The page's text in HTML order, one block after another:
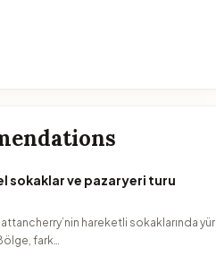
sokaklar ve pazaryeri turu
hareketli sokaklarında
fark…